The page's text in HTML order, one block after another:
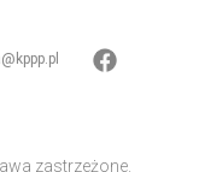
zastrzeżone.